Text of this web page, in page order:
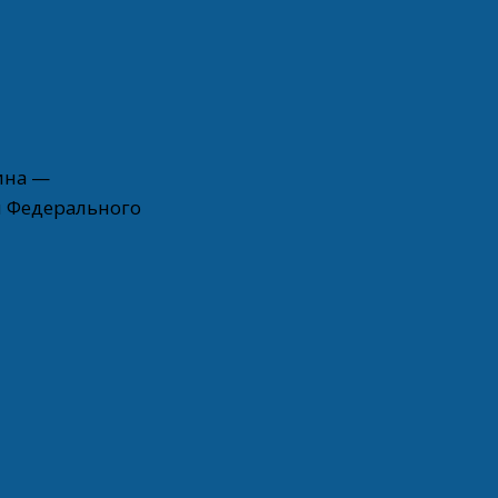
—
Федерального